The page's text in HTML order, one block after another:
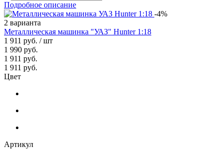
Подробное описание
-4%
2 варианта
Металлическая машинка "УАЗ" Hunter 1:18
1 911 руб. / шт
1 990 руб.
1 911 руб.
1 911 руб.
Цвет
Артикул